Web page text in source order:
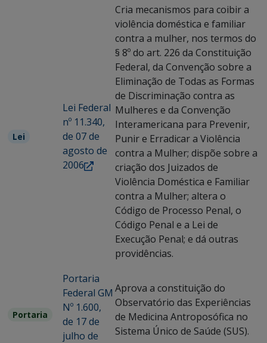
Lei
Lei Federal
nº 11.340,
de 07 de
agosto de
2006
Cria mecanismos para coibir a
violência doméstica e familiar
contra a mulher, nos termos do
§ 8º do art. 226 da Constituição
Federal, da Convenção sobre a
Eliminação de Todas as Formas
de Discriminação contra as
Mulheres e da Convenção
Interamericana para Prevenir,
Punir e Erradicar a Violência
contra a Mulher; dispõe sobre a
criação dos Juizados de
Violência Doméstica e Familiar
contra a Mulher; altera o
Código de Processo Penal, o
Código Penal e a Lei de
Execução Penal; e dá outras
providências.
Portaria
Portaria
Federal GM
Nº 1.600,
de 17 de
julho de
Aprova a constituição do
Observatório das Experiências
de Medicina Antroposófica no
Sistema Único de Saúde (SUS).